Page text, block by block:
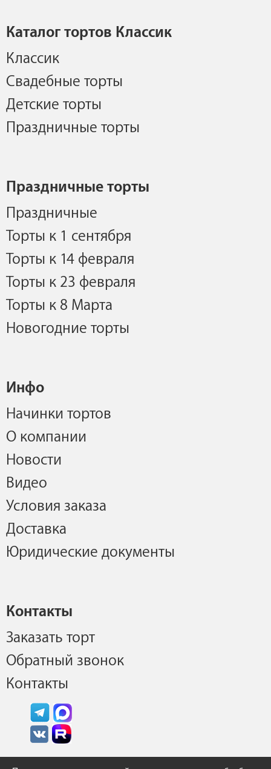
Каталог тортов Классик
Классик
Свадебные торты
Детские торты
Праздничные торты
Праздничные торты
Праздничные
Торты к 1 сентября
Торты к 14 февраля
Торты к 23 февраля
Торты к 8 Марта
Новогодние торты
Инфо
Начинки тортов
О компании
Новости
Видео
Условия заказа
Доставка
Юридические документы
Контакты
Заказать торт
Обратный звонок
Контакты